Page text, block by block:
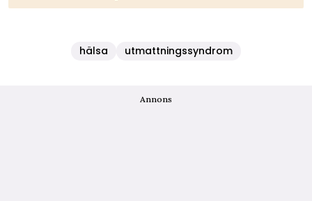
hälsa utmattningssyndrom
Annons